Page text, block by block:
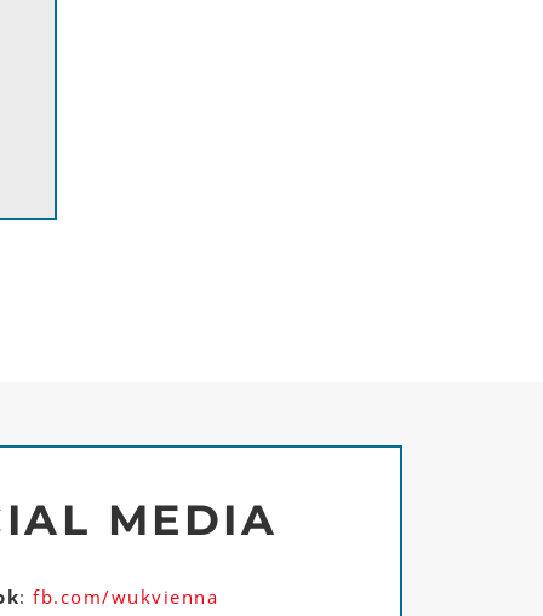
MEDIA
: fb.com/wukvienna